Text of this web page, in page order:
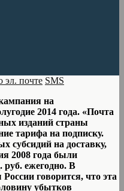
эл. почте SMS
на
2014 года. «Почта
изданий страны
тарифа на подписку.
субсидий на доставку,
2008 года были
руб. ежегодно. В
говорится, что эта
убытков